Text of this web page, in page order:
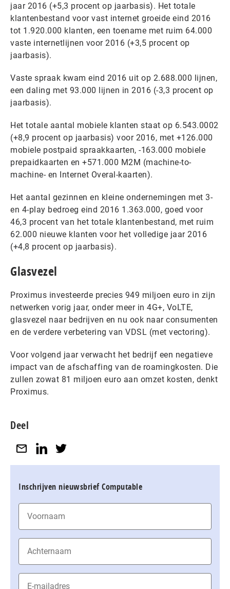
jaar 2016 (+5,3 procent op jaarbasis). Het totale
klantenbestand voor vast internet groeide eind 2016
tot 1.920.000 klanten, een toename met ruim 64.000
vaste internetlijnen voor 2016 (+3,5 procent op
jaarbasis).
Vaste spraak kwam eind 2016 uit op 2.688.000 lijnen,
een daling met 93.000 lijnen in 2016 (-3,3 procent op
jaarbasis).
Het totale aantal mobiele klanten staat op 6.543.0002
(+8,9 procent op jaarbasis) voor 2016, met +126.000
mobiele postpaid spraakkaarten, -163.000 mobiele
prepaidkaarten en +571.000 M2M (machine-to-
machine- en Internet Overal-kaarten).
Het aantal gezinnen en kleine ondernemingen met 3-
en 4-play bedroeg eind 2016 1.363.000, goed voor
46,3 procent van het totale klantenbestand, met ruim
62.000 nieuwe klanten voor het volledige jaar 2016
(+4,8 procent op jaarbasis).
Glasvezel
Proximus investeerde precies 949 miljoen euro in zijn
netwerken vorig jaar, onder meer in 4G+, VoLTE,
glasvezel naar bedrijven en nu ook naar consumenten
en de verdere verbetering van VDSL (met vectoring).
Voor volgend jaar verwacht het bedrijf een negatieve
impact van de afschaffing van de roamingkosten. Die
zullen zowat 81 miljoen euro aan omzet kosten, denkt
Proximus.
Deel
Inschrijven nieuwsbrief Computable